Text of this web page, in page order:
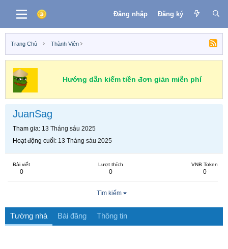
Đăng nhập Đăng ký
Trang Chủ Thành Viên
Hướng dẫn kiếm tiền đơn giản miễn phí
JuanSag
Tham gia 13 Tháng sáu 2025
Hoạt động cuối 13 Tháng sáu 2025
Bài viết
0
Lượt thích
0
VNB Token
0
Tìm kiếm
Tường nhà Bài đăng Thông tin